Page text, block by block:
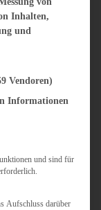
Inhalten,
und
Vendoren)
Informationen
erteilt werden
und sind für
Aufschluss darüber